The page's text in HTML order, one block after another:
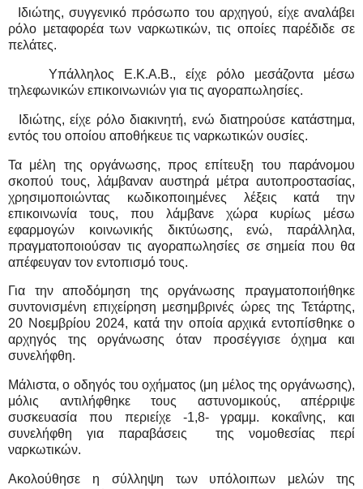
Ιδιώτης, συγγενικό πρόσωπο του αρχηγού, είχε αναλάβει
ρόλο μεταφορέα των ναρκωτικών, τις οποίες παρέδιδε σε
πελάτες.
Υπάλληλος Ε.Κ.Α.Β., είχε ρόλο μεσάζοντα μέσω
τηλεφωνικών επικοινωνιών για τις αγοραπωλησίες.
Ιδιώτης, είχε ρόλο διακινητή, ενώ διατηρούσε κατάστημα,
εντός του οποίου αποθήκευε τις ναρκωτικών ουσίες.
Τα μέλη της οργάνωσης, προς επίτευξη του παράνομου
σκοπού τους, λάμβαναν αυστηρά μέτρα αυτοπροστασίας,
χρησιμοποιώντας κωδικοποιημένες λέξεις κατά την
επικοινωνία τους, που λάμβανε χώρα κυρίως μέσω
εφαρμογών κοινωνικής δικτύωσης, ενώ, παράλληλα,
πραγματοποιούσαν τις αγοραπωλησίες σε σημεία που θα
απέφευγαν τον εντοπισμό τους.
Για την αποδόμηση της οργάνωσης πραγματοποιήθηκε
συντονισμένη επιχείρηση μεσημβρινές ώρες της Τετάρτης,
20 Νοεμβρίου 2024, κατά την οποία αρχικά εντοπίσθηκε ο
αρχηγός της οργάνωσης όταν προσέγγισε όχημα και
συνελήφθη.
Μάλιστα, ο οδηγός του οχήματος (μη μέλος της οργάνωσης),
μόλις αντιλήφθηκε τους αστυνομικούς, απέρριψε
συσκευασία που περιείχε -1,8- γραμμ. κοκαΐνης, και
συνελήφθη για παραβάσεις
της νομοθεσίας περί
ναρκωτικών.
Ακολούθησε η σύλληψη των υπόλοιπων μελών της